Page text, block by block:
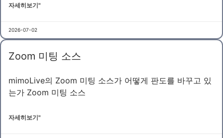
자세히보기"
2026-07-02
Zoom 미팅 소스
mimoLive의 Zoom 미팅 소스가 어떻게 판도를 바꾸고 있
는가 Zoom 미팅 소스
자세히보기"